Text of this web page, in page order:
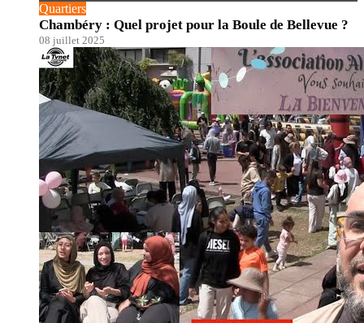
Quartiers
Chambéry : Quel projet pour la Boule de Bellevue ?
08 juillet 2025